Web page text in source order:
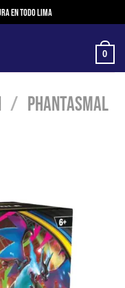
en todo Lima
0
/ Phantasmal